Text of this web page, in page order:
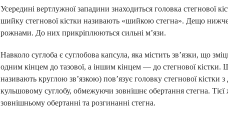
Усередині вертлужної западини знаходиться головка стегнової
шийку стегнової кістки називають «шийкою стегна». Дещо нижче
рожнами. До них прикріплюються сильні м’язи.
Навколо суглоба є суглобова капсула, яка містить зв’язки, що
одним кінцем до тазової, а іншим кінцем — до стегнової кістки.
називають круглою зв’язкою) пов’язує головку стегнової
кульшовому суглобу, обмежуючи зовнішнє обертання стегна.
зовнішньому обертанні та розгинанні стегна.